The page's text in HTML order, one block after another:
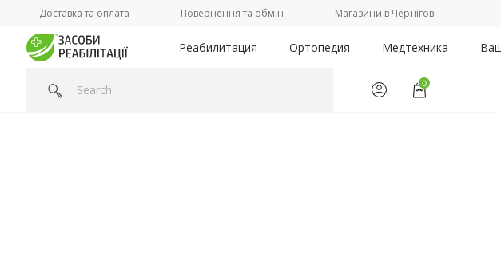
Доставка та оплата Повернення та обмін Магазини в Чернігові
Реабилитация Ортопедия Медтехника
0
Головна/Категорії / Активная коляска